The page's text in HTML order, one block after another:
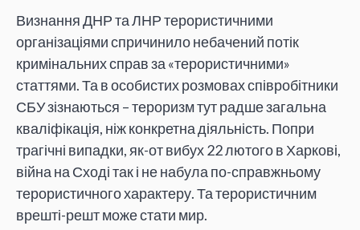
Визнання ДНР та ЛНР терористичними
організаціями спричинило небачений потік
кримінальних справ за «терористичними»
статтями. Та в особистих розмовах співробітники
СБУ зізнаються – тероризм тут радше загальна
кваліфікація, ніж конкретна діяльність. Попри
трагічні випадки, як-от вибух 22 лютого в Харкові,
війна на Сході так і не набула по-справжньому
терористичного характеру. Та терористичним
врешті-решт може стати мир.